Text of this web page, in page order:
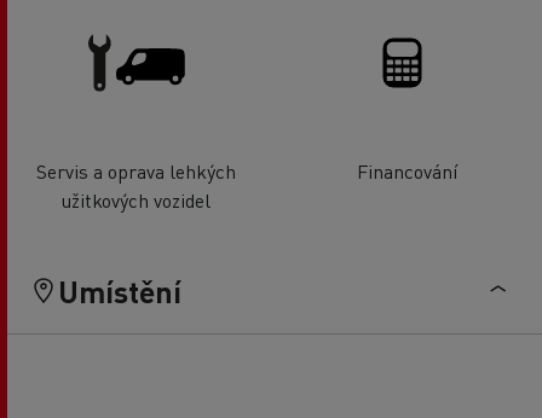
Servis a oprava lehkých
užitkových vozidel
Financování
Umístění